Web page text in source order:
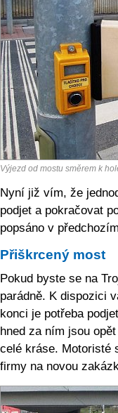
Výjezd od mostu směrem k
Nyní již vím, že
podjet a pokračovat
popsáno v
Přiškrcený most
Pokud byste se na
parádně. K dispozici
konci je potřeba
hned za ním jsou
celé kráse. Motoristé
firmy na novou